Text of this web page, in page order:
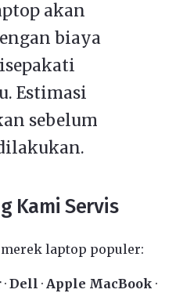
akan
biaya
Estimasi
sebelum
Kami Servis
laptop populer:
· Dell · Apple MacBook ·